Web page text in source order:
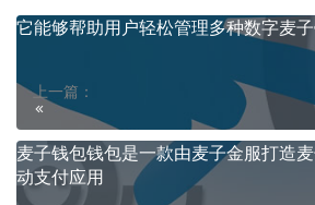
上一篇：
它能够帮助用户轻松管理多种数字麦
麦子钱包钱包是一款由麦子金服打造
动支付应用